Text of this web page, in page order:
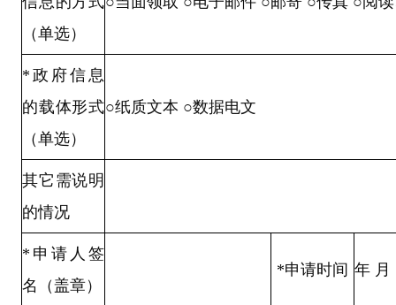
（单选）
* 政府信息
的载体形式
（单选）
○纸质文本 ○数据电文
其它需说明
的情况
* 申请人签
名（盖章）
*申请时间 年 月